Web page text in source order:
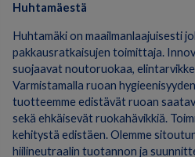
Huhtamäestä
Huhtamäki on maailmanlaajuisesti
pakkausratkaisujen toimittaja.
suojaavat noutoruokaa,
Varmistamalla ruoan
tuotteemme edistävät ruoan
sekä ehkäisevät ruokahävikkiä.
kehitystä edistäen. Olemme
hiilineutraalin tuotannon ja